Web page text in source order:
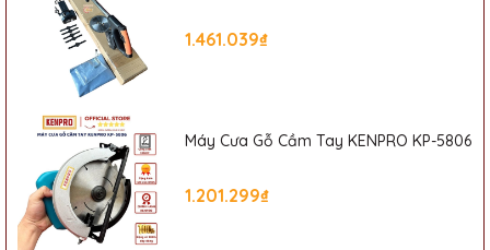
1.461.039₫
Máy Cưa Gỗ Cầm Tay KENPRO KP-5806
1.201.299₫